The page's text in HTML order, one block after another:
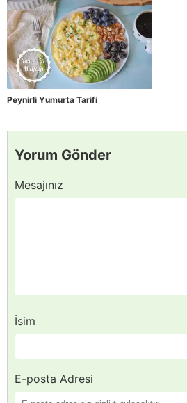
Peynirli Yumurta Tarifi
Yorum Gönder
Mesajınız
İsim
E-posta Adresi